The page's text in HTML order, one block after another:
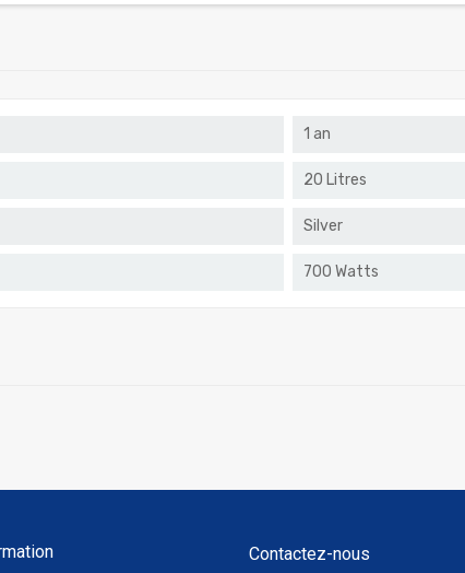
1 an
20 Litres
Silver
700 Watts
Contactez-nous